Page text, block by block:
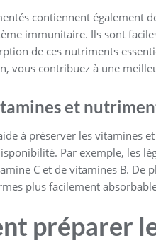
contiennent également
immunitaire. Ils sont
de ces nutriments
vous contribuez à une
et
à préserver les vitamines
Par exemple, les
C et de vitamines B.
plus facilement
préparer